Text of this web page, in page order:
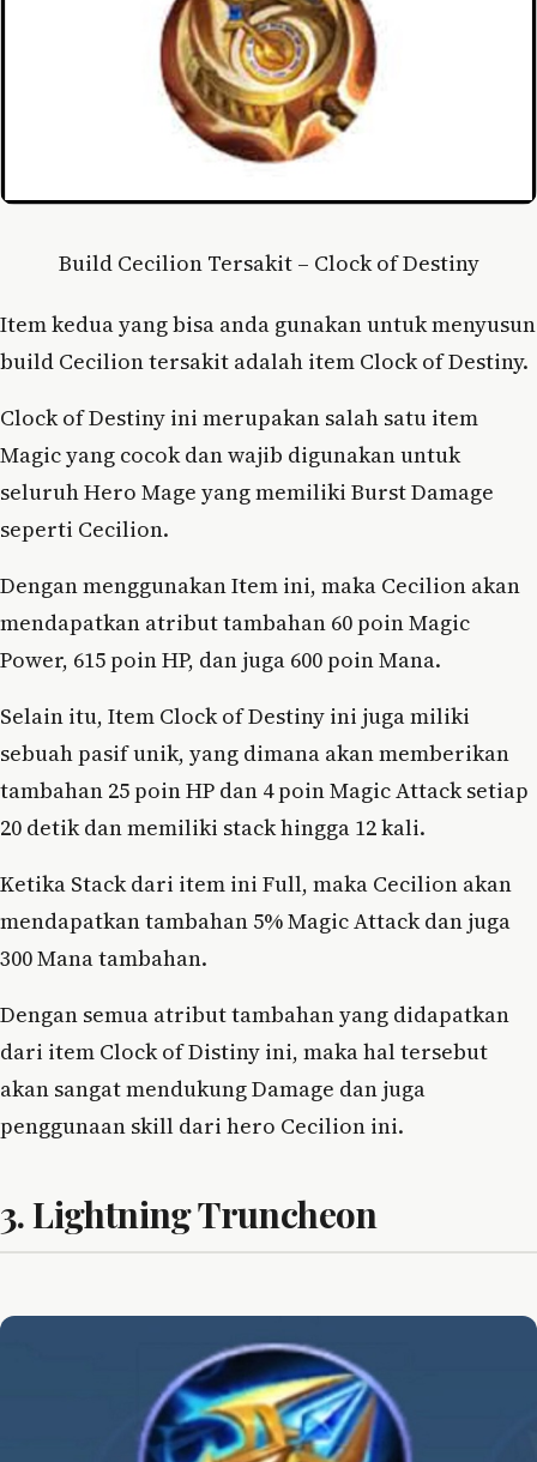
Build Cecilion Tersakit – Clock of Destiny
Item kedua yang bisa anda gunakan untuk menyusun
build Cecilion tersakit adalah item Clock of Destiny.
Clock of Destiny ini merupakan salah satu item
Magic yang cocok dan wajib digunakan untuk
seluruh Hero Mage yang memiliki Burst Damage
seperti Cecilion.
Dengan menggunakan Item ini, maka Cecilion akan
mendapatkan atribut tambahan 60 poin Magic
Power, 615 poin HP, dan juga 600 poin Mana.
Selain itu, Item Clock of Destiny ini juga miliki
sebuah pasif unik, yang dimana akan memberikan
tambahan 25 poin HP dan 4 poin Magic Attack setiap
20 detik dan memiliki stack hingga 12 kali.
Ketika Stack dari item ini Full, maka Cecilion akan
mendapatkan tambahan 5% Magic Attack dan juga
300 Mana tambahan.
Dengan semua atribut tambahan yang didapatkan
dari item Clock of Distiny ini, maka hal tersebut
akan sangat mendukung Damage dan juga
penggunaan skill dari hero Cecilion ini.
3. Lightning Truncheon